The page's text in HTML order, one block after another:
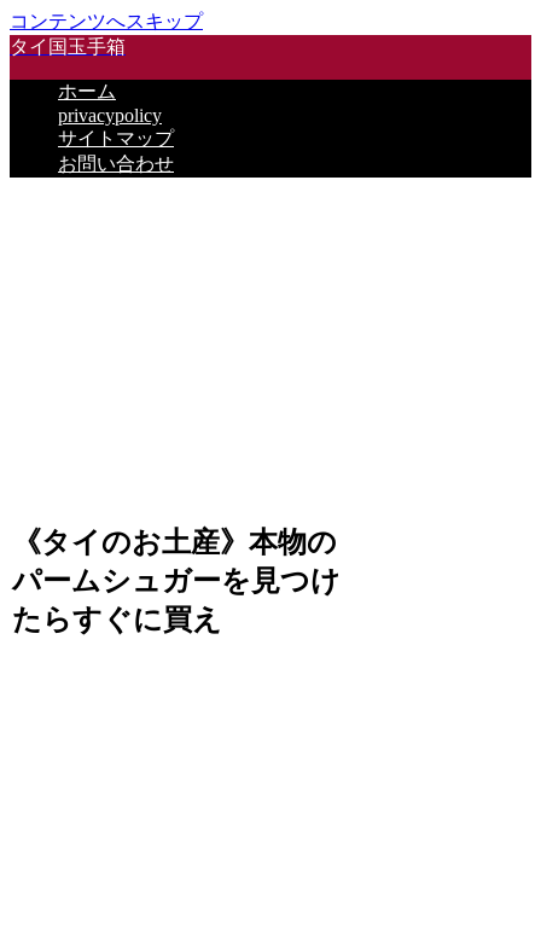
コンテンツへスキップ
タイ国玉手箱
ホーム
privacypolicy
サイトマップ
お問い合わせ
《タイのお土産》本物の
パームシュガーを見つけ
たらすぐに買え